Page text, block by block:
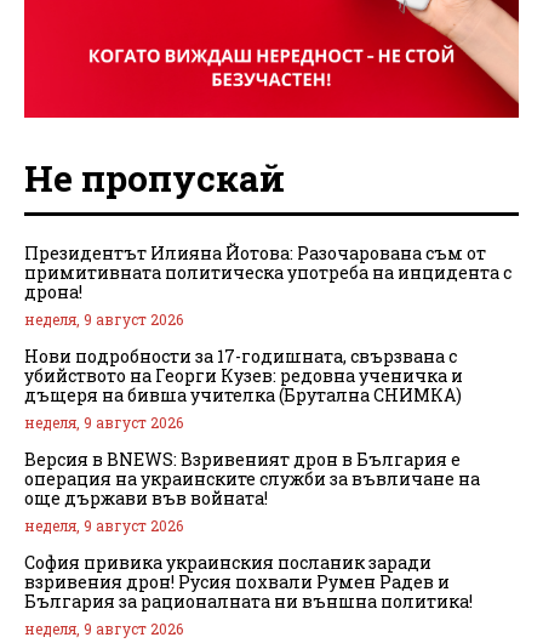
Не пропускай
Президентът Илияна Йотова: Разочарована съм от
примитивната политическа употреба на инцидента с
дрона!
неделя, 9 август 2026
Нови подробности за 17-годишната, свързвана с
убийството на Георги Кузев: редовна ученичка и
дъщеря на бивша учителка (Брутална СНИМКА)
неделя, 9 август 2026
Версия в BNEWS: Взривеният дрон в България е
операция на украинските служби за въвличане на
още държави във войната!
неделя, 9 август 2026
София привика украинския посланик заради
взривения дрон! Русия похвали Румен Радев и
България за рационалната ни външна политика!
неделя, 9 август 2026